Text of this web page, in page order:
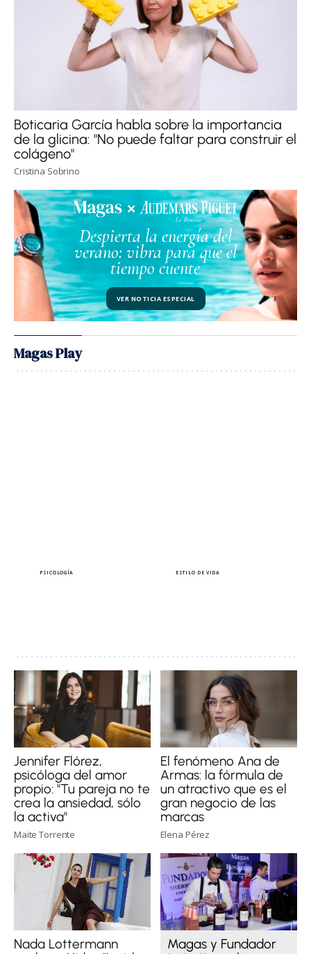
Boticaria García habla sobre la importancia
de la glicina: "No puede faltar para construir el
colágeno"
Cristina Sobrino
VER NOTICIA ESPECIAL
Despierta la energía del
verano: vibra para que el
tiempo cuente
Magas Play
PSICOLOGÍA ESTILO DE VIDA
Jennifer Flórez,
psicóloga del amor
propio: "Tu pareja no te
crea la ansiedad, sólo
la activa"
Maite Torrente
El fenómeno Ana de
Armas: la fórmula de
un atractivo que es el
gran negocio de las
marcas
Elena Pérez
Nada Lottermann
Magas y Fundador